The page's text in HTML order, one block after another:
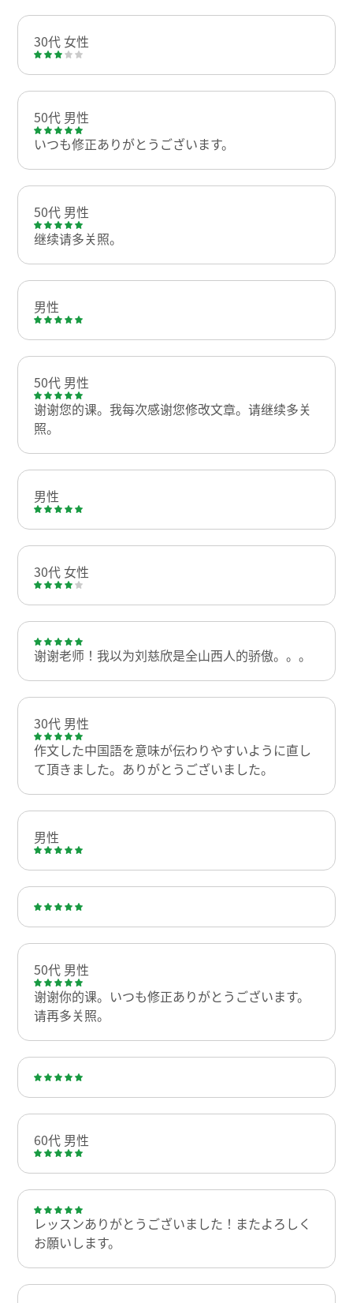
30代 女性
50代 男性
いつも修正ありがとうございます。
50代 男性
继续请多关照。
男性
50代 男性
谢谢您的课。我每次感谢您修改文章。请继续多关
照。
男性
30代 女性
谢谢老师！我以为刘慈欣是全山西人的骄傲。。。
30代 男性
作文した中国語を意味が伝わりやすいように直し
て頂きました。ありがとうございました。
男性
50代 男性
谢谢你的课。いつも修正ありがとうございます。
请再多关照。
60代 男性
レッスンありがとうございました！またよろしく
お願いします。